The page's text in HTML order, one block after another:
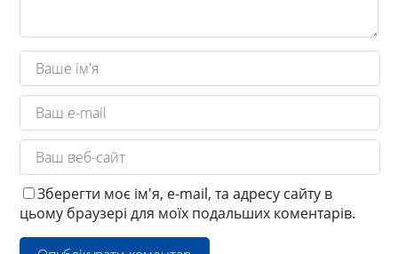
Зберегти моє ім'я, e-mail, та адресу сайту в
цьому браузері для моїх подальших коментарів.